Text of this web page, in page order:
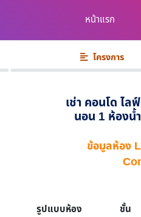
หน้าแรก
โครงการ
เช่า คอนโด ไล
นอน 1 ห้องน้
ข้อมูลห้อง
รูปแบบห้อง ชั้น